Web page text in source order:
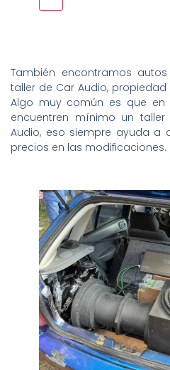
También encontramos
taller de Car Audio,
Algo muy común es que
encuentren mínimo un
Audio, eso siempre ayuda a
precios en las modificaciones.